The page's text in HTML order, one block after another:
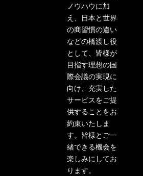
ノウハウに加
え、日本と世界
の商習慣の違い
などの橋渡し役
として、皆様が
目指す理想の国
際会議の実現に
向け、充実した
サービスをご提
供することをお
約束いたしま
す。皆様とご一
緒できる機会を
楽しみにしてお
ります。